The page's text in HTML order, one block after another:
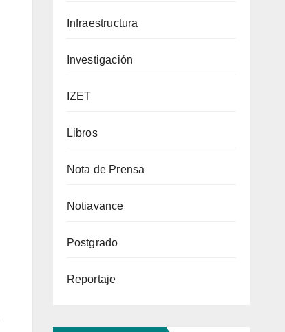
Infraestructura
Investigación
IZET
Libros
Nota de Prensa
Notiavance
Postgrado
Reportaje